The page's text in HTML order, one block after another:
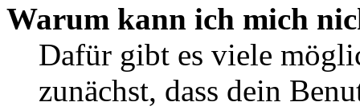
Warum kann ich mich
Dafür gibt es viele
zunächst, dass dein